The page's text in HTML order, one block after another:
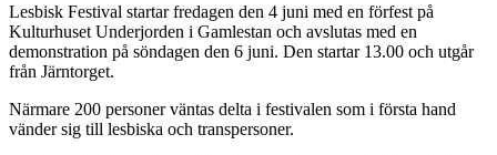
Lesbisk Festival startar fredagen den 4 juni med en förfest på
Kulturhuset Underjorden i Gamlestan och avslutas med en
demonstration på söndagen den 6 juni. Den startar 13.00 och utgår
från Järntorget.
Närmare 200 personer väntas delta i festivalen som i första hand
vänder sig till lesbiska och transpersoner.